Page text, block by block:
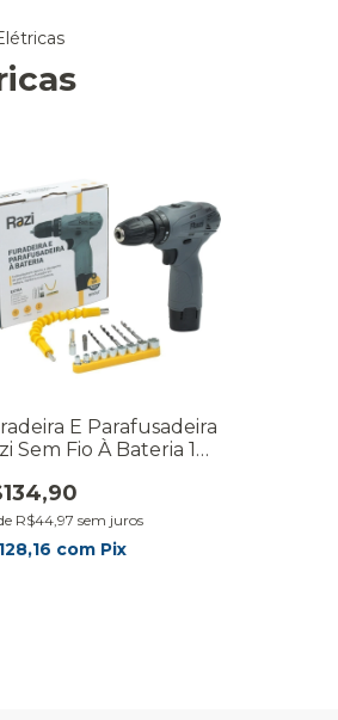
E Parafusadeira
Sem Fio À Bateria 12v
R$44,97 sem juros
com Pix